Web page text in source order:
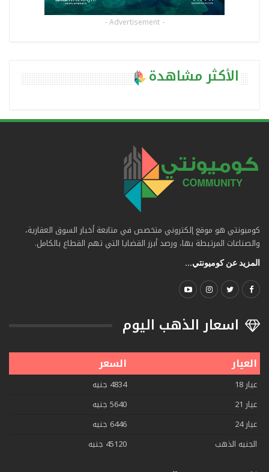
- Advertisement -
الأكثر مشاهدة
كوميونتي هو موقع إلكتروني متخصص في متابعة أخبار السوق العقارية،
والصناعات المرتبطة بها، ورصد أبرز القضايا التي تهم القطاع بالكامل.
المزيد عن كوميونتي...
اسعار الذهب اليوم
العيار السعر
عيار 18
4834 جنيه
عيار 21
5640 جنيه
عيار 24
6446 جنيه
الجنيه الذهب
45120 جنيه